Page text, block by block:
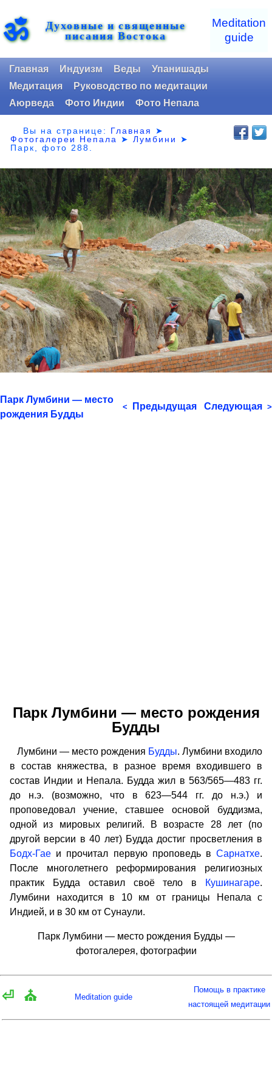
ॐ Духовные и священные
писания Востока
Meditation
guide
Главная Индуизм Веды
Упанишады
Медитация
Руководство по медитации
Аюрведа
Фото Индии Фото Непала
Вы на странице: Главная
➤
Фотогалереи Непала
➤Лумбини
➤
Парк,фото 288.
Парк Лумбини — место
рождения Будды
< Предыдущая Следующая >
Парк Лумбини — место рождения
Будды
Лумбини — место рождения Будды. Лумбини входило
в состав княжества, в разное время входившего в
состав Индии и Непала. Будда жил в 563/565—483 гг.
до н.э. (возможно, что в 623—544 гг. до н.э.) и
проповедовал учение, ставшее основой буддизма,
одной из мировых религий. В возрасте 28 лет (по
другой версии в 40 лет) Будда достиг просветления в
Бодх-Гае и прочитал первую проповедь в Сарнатхе.
После многолетнего реформирования религиозных
практик Будда оставил своё тело в
Кушинагаре.
Лумбини находится в 10 км от границы Непала с
Индией, и в 30 км от Сунаули.
Парк Лумбини — место рождения Будды —
фотогалерея, фотографии
⏎ ⛪ Meditation guide
Помощь в практике
настоящей медитации